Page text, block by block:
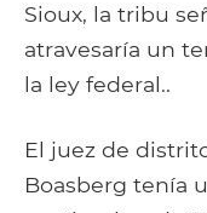
Sioux, la tribu
atravesaría un
la ley federal..
El juez de
Boasberg tenía